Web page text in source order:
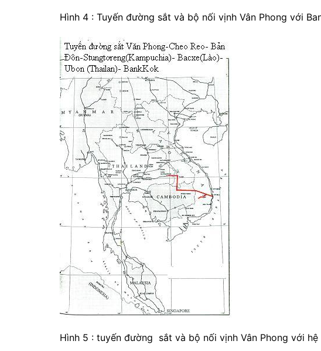
Hình 4 : Tuyến đường sắt và bộ nối vịnh Vân Phong với
Hình 5 : tuyến đường sắt và bộ nối vịnh Vân Phong với